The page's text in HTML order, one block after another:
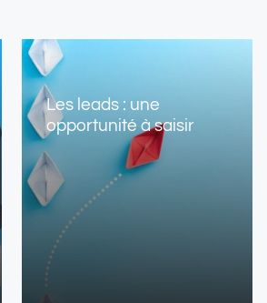
Les leads : une
opportunité à saisir